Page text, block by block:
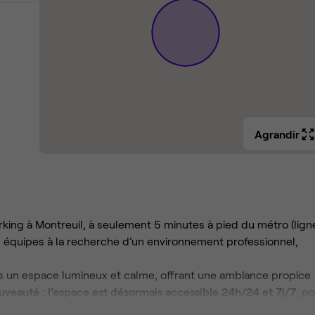
Agrandir
à Montreuil, à seulement 5 minutes à pied du métro
à la recherche d’un environnement professionnel,
espace lumineux et calme, offrant une ambiance propice
: l’espace est désormais accessible 24h/24 et 7j/7 ,